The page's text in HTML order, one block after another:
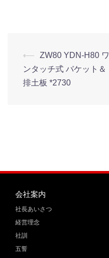
⟵
ZW80 YDN-H80 ワ
ンタッチ式 バケット＆
排土板 *2730
会社案内
社長あいさつ
経営理念
社訓
五誓